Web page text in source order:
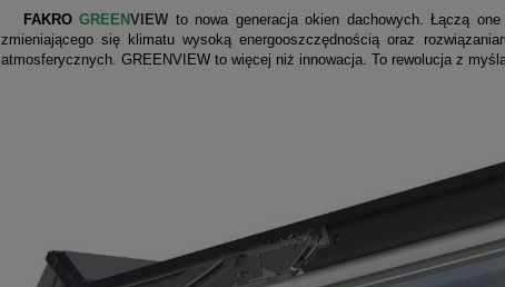
FAKROGREENVIEW to nowa generacja okien dachowych. Łączą
zmieniającego się klimatu wysoką energooszczędnością oraz
atmosferycznych. GREENVIEW to więcej niż innowacja. To rewolucja z